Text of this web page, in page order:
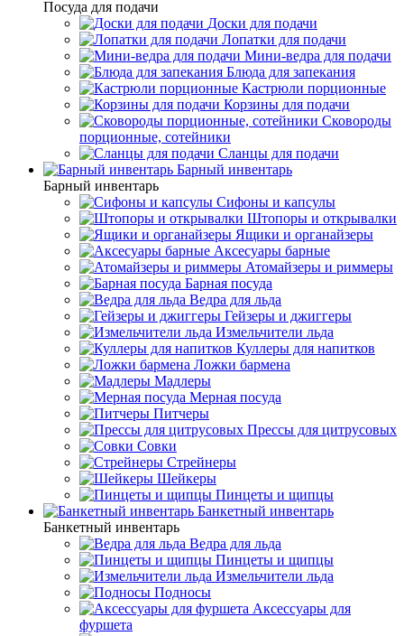
Посуда для подачи
Доски для подачи
Лопатки для подачи
Мини-ведра для подачи
Блюда для запекания
Кастрюли порционные
Корзины для подачи
Сковороды
порционные, сотейники
Сланцы для подачи
Барный инвентарь
Барный инвентарь
Сифоны и капсулы
Штопоры и открывалки
Ящики и органайзеры
Аксесуары барные
Атомайзеры и риммеры
Барная посуда
Ведра для льда
Гейзеры и джиггеры
Измельчители льда
Куллеры для напитков
Ложки бармена
Мадлеры
Мерная посуда
Питчеры
Прессы для цитрусовых
Совки
Стрейнеры
Шейкеры
Пинцеты и щипцы
Банкетный инвентарь
Банкетный инвентарь
Ведра для льда
Пинцеты и щипцы
Измельчители льда
Подносы
Аксессуары для
фуршета